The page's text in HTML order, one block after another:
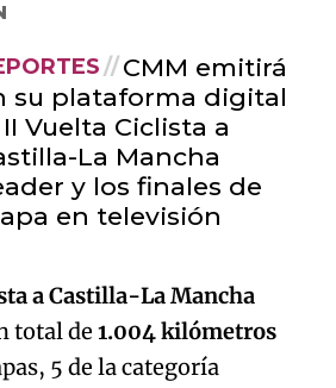
CMM emitirá
su plataforma digital
Vuelta Ciclista a
La Mancha
y los finales de
en televisión
a Castilla-La Mancha
total de 1.004 kilómetros
5 de la categoría